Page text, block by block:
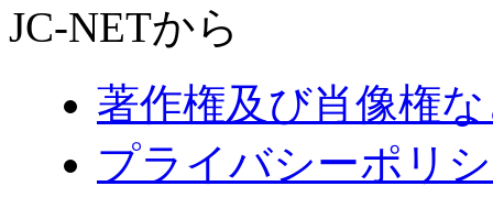
JC-NETから
著作権及び肖像権
プライバシーポリ